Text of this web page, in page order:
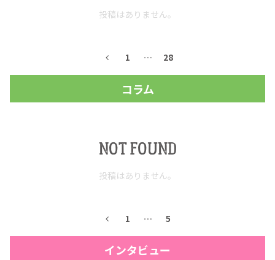
プライバシーポリシー
投稿はありません。
1 … 28
コラム
NOT FOUND
投稿はありません。
1 … 5
インタビュー